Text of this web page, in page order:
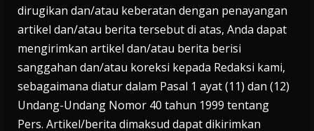
dirugikan dan/atau keberatan dengan penayangan
artikel dan/atau berita tersebut di atas, Anda dapat
mengirimkan artikel dan/atau berita berisi
sanggahan dan/atau koreksi kepada Redaksi kami,
sebagaimana diatur dalam Pasal 1 ayat (11) dan (12)
Undang-Undang Nomor 40 tahun 1999 tentang
Pers. Artikel/berita dimaksud dapat dikirimkan